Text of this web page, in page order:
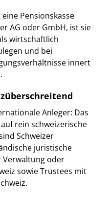
Pensionskasse
AG oder GmbH, ist sie
wirtschaftlich
und bei
innert
Anleger: Das
rein schweizerische
Schweizer
juristische
Verwaltung oder
sowie Trustees mit